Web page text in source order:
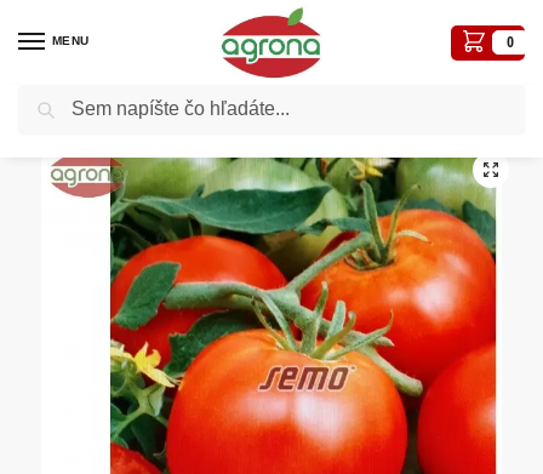
MENU 0
Domov Semená profi balenia / Rajčiak kolíkový SM Toro F1, 3g